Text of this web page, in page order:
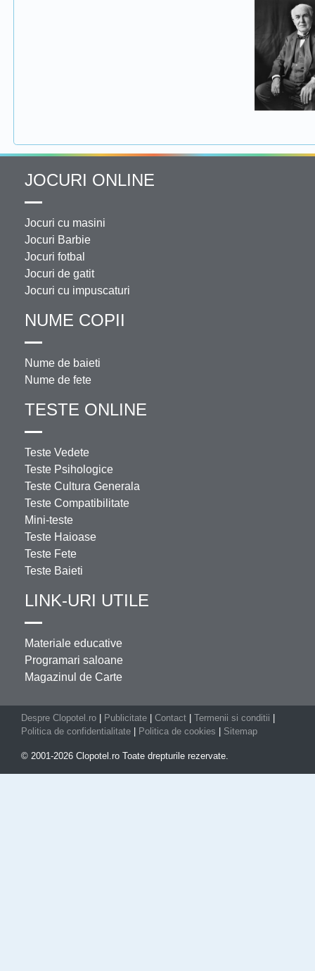
JOCURI ONLINE
Jocuri cu masini
Jocuri Barbie
Jocuri fotbal
Jocuri de gatit
Jocuri cu impuscaturi
NUME COPII
Nume de baieti
Nume de fete
TESTE ONLINE
Teste Vedete
Teste Psihologice
Teste Cultura Generala
Teste Compatibilitate
Mini-teste
Teste Haioase
Teste Fete
Teste Baieti
LINK-URI UTILE
Materiale educative
Programari saloane
Magazinul de Carte
Despre Clopotel.ro Publicitate Contact Termenii si conditii
Politica de confidentialitate
Politica de cookies Sitemap
© 2001-2026 Clopotel.ro Toate drepturile rezervate.